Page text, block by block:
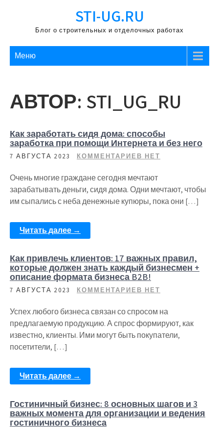
содержимому
STI-UG.RU
Блог о строительных и отделочных работах
Меню
АВТОР: STI_UG_RU
Как заработать сидя дома: способы
заработка при помощи Интернета и без него
7 АВГУСТА 2023 КОММЕНТАРИЕВ НЕТ
Очень многие граждане сегодня мечтают
зарабатывать деньги, сидя дома. Одни мечтают, чтобы
им сыпались с неба денежные купюры, пока они […]
Читать далее →
Как привлечь клиентов: 17 важных правил,
которые должен знать каждый бизнесмен +
описание формата бизнеса B2B!
7 АВГУСТА 2023 КОММЕНТАРИЕВ НЕТ
Успех любого бизнеса связан со спросом на
предлагаемую продукцию. А спрос формируют, как
известно, клиенты. Ими могут быть покупатели,
посетители, […]
Читать далее →
Гостиничный бизнес: 8 основных шагов и 3
важных момента для организации и ведения
гостиничного бизнеса